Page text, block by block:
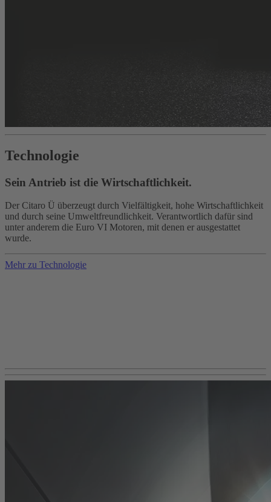
Technologie
Sein Antrieb ist die Wirtschaftlichkeit.
Der Citaro Ü überzeugt durch Vielfältigkeit, hohe Wirtschaftlichkeit
und durch seine Umweltfreundlichkeit. Verantwortlich dafür sind
unter anderem die Euro VI Motoren, mit denen er ausgestattet
wurde.
Mehr zu Technologie